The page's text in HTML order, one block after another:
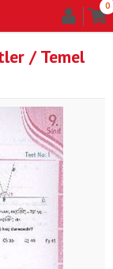
0
/ Temel